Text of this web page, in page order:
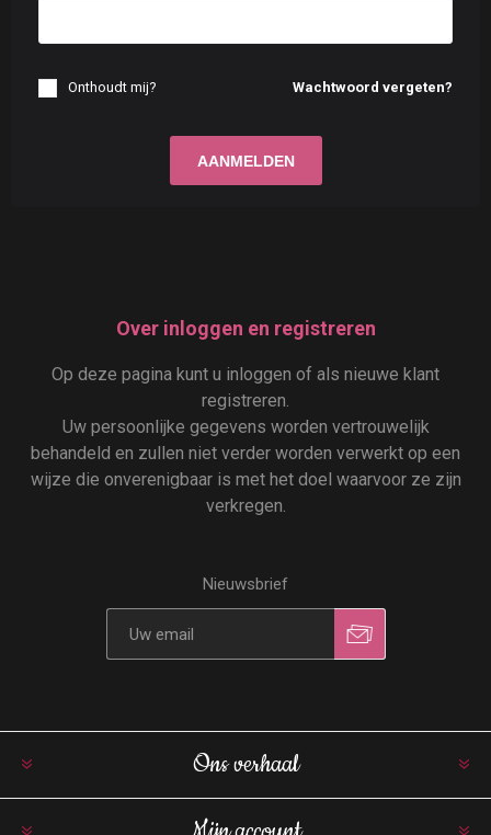
Wachtwoord vergeten?
Onthoudt mij?
Over inloggen en registreren
Op deze pagina kunt u inloggen of als nieuwe klant
registreren.
Uw persoonlijke gegevens worden vertrouwelijk
behandeld en zullen niet verder worden verwerkt op een
wijze die onverenigbaar is met het doel waarvoor ze zijn
verkregen.
Nieuwsbrief
Ons verhaal